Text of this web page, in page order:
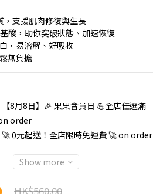
，支援肌肉修復與生長
酸，助你突破狀態、加速恢復
，易溶解、好吸收
無負擔
【8月8日】🎉 果果會員日 💪全店任選滿
order
🚀 0元起送！全店限時免運費 🚀 on order
Show more
HK$560.00